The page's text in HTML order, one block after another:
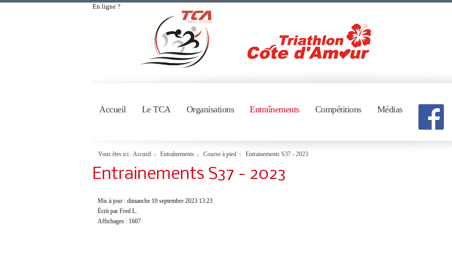
En ligne ?
Accueil Le TCA Organisations Entraînements Compétitions Médias
Vous êtes ici : Accueil Entraînements Course à pied Entrainements S37 - 2023
Entrainements S37 - 2023
Mis à jour : dimanche 10 septembre 2023 13:23
Écrit par Fred L.
Affichages : 1607